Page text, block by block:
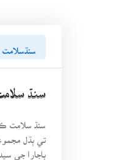
سنڌسلامت
سنڌ
سنڌ سلامت
تي ٻڌل